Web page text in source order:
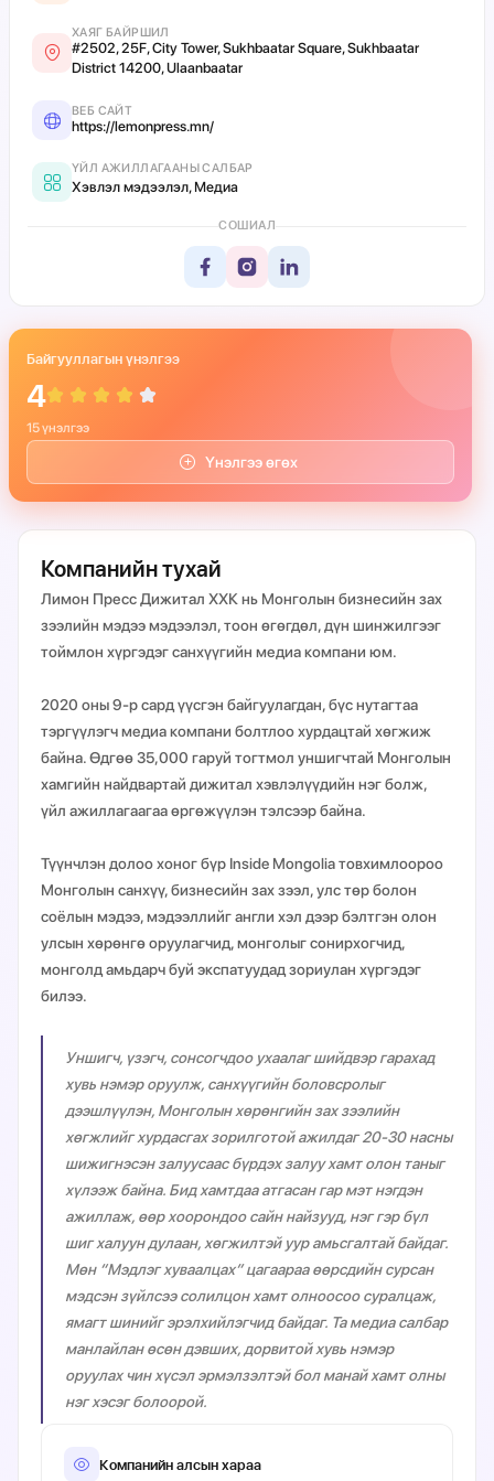
ХАЯГ БАЙРШИЛ
#2502, 25F, City Tower, Sukhbaatar Square, Sukhbaatar
District 14200, Ulaanbaatar
ВЕБ САЙТ
https://lemonpress.mn/
ҮЙЛ АЖИЛЛАГААНЫ САЛБАР
Хэвлэл мэдээлэл, Медиа
СОШИАЛ
Байгууллагын үнэлгээ
4
15 үнэлгээ
Үнэлгээ өгөх
Компанийн тухай
Лимон Пресс Дижитал ХХК нь Монголын бизнесийн зах
зээлийн мэдээ мэдээлэл, тоон өгөгдөл, дүн шинжилгээг
тоймлон хүргэдэг санхүүгийн медиа компани юм.
2020 оны 9-р сард үүсгэн байгуулагдан, бүс нутагтаа
тэргүүлэгч медиа компани болтлоо хурдацтай хөгжиж
байна. Өдгөө 35,000 гаруй тогтмол уншигчтай Монголын
хамгийн найдвартай дижитал хэвлэлүүдийн нэг болж,
үйл ажиллагаагаа өргөжүүлэн тэлсээр байна.
Түүнчлэн долоо хоног бүр Inside Mongolia товхимлоороо
Монголын санхүү, бизнесийн зах зээл, улс төр болон
соёлын мэдээ, мэдээллийг англи хэл дээр бэлтгэн олон
улсын хөрөнгө оруулагчид, монголыг сонирхогчид,
монголд амьдарч буй экспатуудад зориулан хүргэдэг
билээ.
Уншигч, үзэгч, сонсогчдоо ухаалаг шийдвэр гарахад
хувь нэмэр оруулж, санхүүгийн боловсролыг
дээшлүүлэн, Монголын хөрөнгийн зах зээлийн
хөгжлийг хурдасгах зорилготой ажилдаг 20-30 насны
шижигнэсэн залуусаас бүрдэх залуу хамт олон таныг
хүлээж байна. Бид хамтдаа атгасан гар мэт нэгдэн
ажиллаж, өөр хоорондоо сайн найзууд, нэг гэр бүл
шиг халуун дулаан, хөгжилтэй уур амьсгалтай байдаг.
Мөн “Мэдлэг хуваалцах” цагаараа өөрсдийн сурсан
мэдсэн зүйлсээ солилцон хамт олноосоо суралцаж,
ямагт шинийг эрэлхийлэгчид байдаг. Та медиа салбар
манлайлан өсөн дэвших, дорвитой хувь нэмэр
оруулах чин хүсэл эрмэлзэлтэй бол манай хамт олны
нэг хэсэг болоорой.
Компанийн алсын хараа